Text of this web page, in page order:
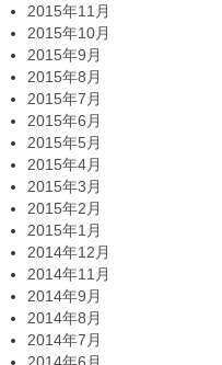
2015年11月
2015年10月
2015年9月
2015年8月
2015年7月
2015年6月
2015年5月
2015年4月
2015年3月
2015年2月
2015年1月
2014年12月
2014年11月
2014年9月
2014年8月
2014年7月